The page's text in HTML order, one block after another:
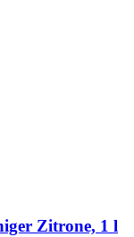
Zitrone, 1 l